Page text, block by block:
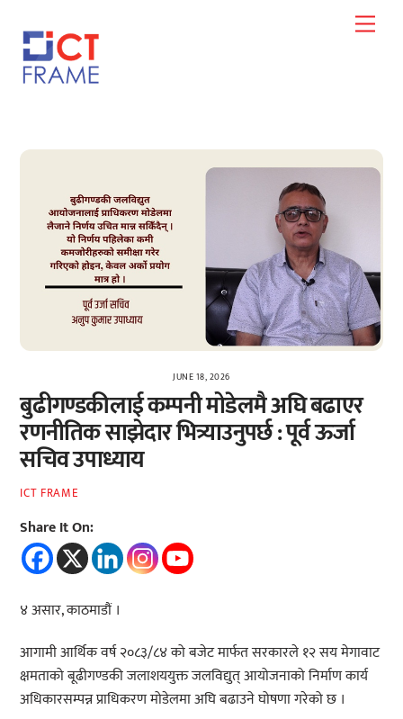
content
JUNE 18, 2026
बुढीगण्डकीलाई कम्पनी मोडेलमै अघि बढाएर
रणनीतिक साझेदार भित्र्याउनुपर्छ : पूर्व ऊर्जा
सचिव उपाध्याय
ICT FRAME
Share It On:
४ असार, काठमाडौं ।
आगामी आर्थिक वर्ष २०८३/८४ को बजेट मार्फत सरकारले १२ सय मेगावाट
क्षमताको बूढीगण्डकी जलाशययुक्त जलविद्युत् आयोजनाको निर्माण कार्य
अधिकारसम्पन्न प्राधिकरण मोडेलमा अघि बढाउने घोषणा गरेको छ ।